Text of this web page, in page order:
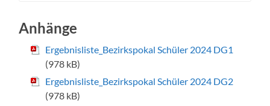
Anhänge
Ergebnisliste_Bezirkspokal Schüler 2024 DG1
(978 kB)
Ergebnisliste_Bezirkspokal Schüler 2024 DG2
(978 kB)